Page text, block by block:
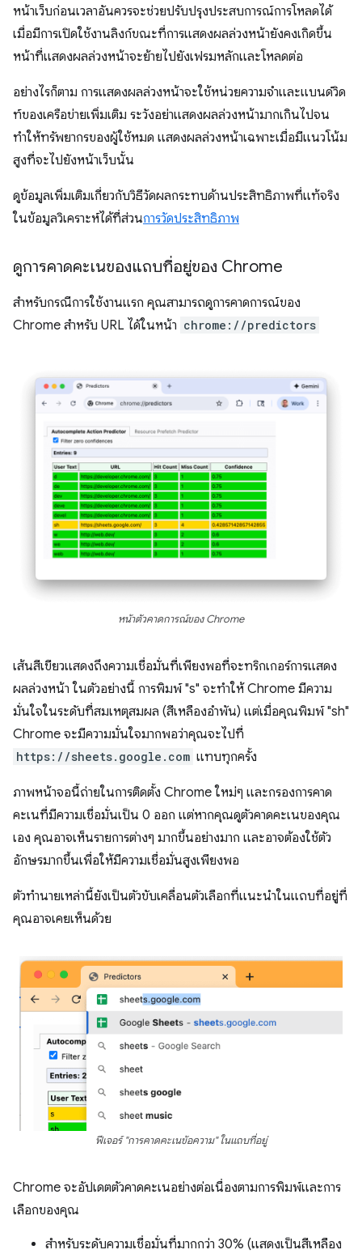
หน้าเว็บก่อนเวลาอันควรจะช่วยปรับปรุงประสบการณ์การโหลดได้
เมื่อมีการเปิดใช้งานลิงก์ขณะที่การแสดงผลล่วงหน้ายังคงเกิดขึ้น
หน้าที่แสดงผลล่วงหน้าจะย้ายไปยังเฟรมหลักและโหลดต่อ
อย่างไรก็ตาม การแสดงผลล่วงหน้าจะใช้หน่วยความจำและแบนด์วิด
ท์ของเครือข่ายเพิ่มเติม ระวังอย่าแสดงผลล่วงหน้ามากเกินไปจน
ทำให้ทรัพยากรของผู้ใช้หมด แสดงผลล่วงหน้าเฉพาะเมื่อมีแนวโน้ม
สูงที่จะไปยังหน้าเว็บนั้น
ดูข้อมูลเพิ่มเติมเกี่ยวกับวิธีวัดผลกระทบด้านประสิทธิภาพที่แท้จริง
ในข้อมูลวิเคราะห์ได้ที่ส่วนการวัดประสิทธิภาพ
ดูการคาดคะเนของแถบที่อยู่ของ Chrome
สำหรับกรณีการใช้งานแรก คุณสามารถดูการคาดการณ์ของ
Chrome สำหรับ URL ได้ในหน้า chrome://predictors
หน้าตัวคาดการณ์ของ Chrome
เส้นสีเขียวแสดงถึงความเชื่อมั่นที่เพียงพอที่จะทริกเกอร์การแสดง
ผลล่วงหน้า ในตัวอย่างนี้ การพิมพ์ "s" จะทำให้ Chrome มีความ
มั่นใจในระดับที่สมเหตุสมผล (สีเหลืองอำพัน) แต่เมื่อคุณพิมพ์ "sh"
Chrome จะมีความมั่นใจมากพอว่าคุณจะไปที่
https://sheets.google.com แทบทุกครั้ง
ภาพหน้าจอนี้ถ่ายในการติดตั้ง Chrome ใหม่ๆ และกรองการคาด
คะเนที่มีความเชื่อมั่นเป็น 0 ออก แต่หากคุณดูตัวคาดคะเนของคุณ
เอง คุณอาจเห็นรายการต่างๆ มากขึ้นอย่างมาก และอาจต้องใช้ตัว
อักษรมากขึ้นเพื่อให้มีความเชื่อมั่นสูงเพียงพอ
ตัวทำนายเหล่านี้ยังเป็นตัวขับเคลื่อนตัวเลือกที่แนะนำในแถบที่อยู่ที่
คุณอาจเคยเห็นด้วย
ฟีเจอร์ "การคาดคะเนข้อความ" ในแถบที่อยู่
Chrome จะอัปเดตตัวคาดคะเนอย่างต่อเนื่องตามการพิมพ์และการ
เลือกของคุณ
สำหรับระดับความเชื่อมั่นที่มากกว่า 30% (แสดงเป็นสีเหลือง